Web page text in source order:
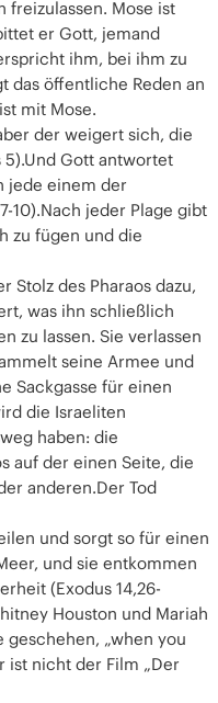
freizulassen. Mose ist
er Gott, jemand
ihm, bei ihm zu
das öffentliche Reden an
mit Mose.
der weigert sich, die
5).Und Gott antwortet
jede einem der
10).Nach jeder Plage gibt
zu fügen und die
Stolz des Pharaos dazu,
was ihn schließlich
zu lassen. Sie verlassen
seine Armee und
Sackgasse für einen
die Israeliten
haben: die
auf der einen Seite, die
anderen.Der Tod
und sorgt so für einen
und sie entkommen
(Exodus 14,26-
Houston und Mariah
geschehen, „when you
ist nicht der Film „Der